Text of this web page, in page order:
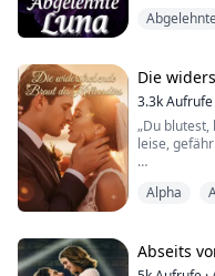
Jane Biller
Gefährten,
Brown,
starke,
Die
3.3kAufrufe
„Du blutest,
leise,
die Galerie
worden.
sichern. Sie
Alpha
Abseits